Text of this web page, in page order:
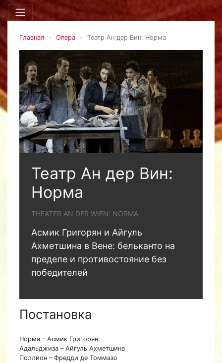
Главная Опера Театр Ан дер Вин: Норма
Театр Ан дер Вин:
Норма
THEATER AN DER WIEN: NORMA
Асмик Григорян и Айгуль
Ахметшина в Вене: бельканто на
пределе и противостояние без
победителей
Постановка
Норма – Асмик Григорян
Адальджиза – Айгуль Ахметшина
Поллион – Фредди де Томмазо